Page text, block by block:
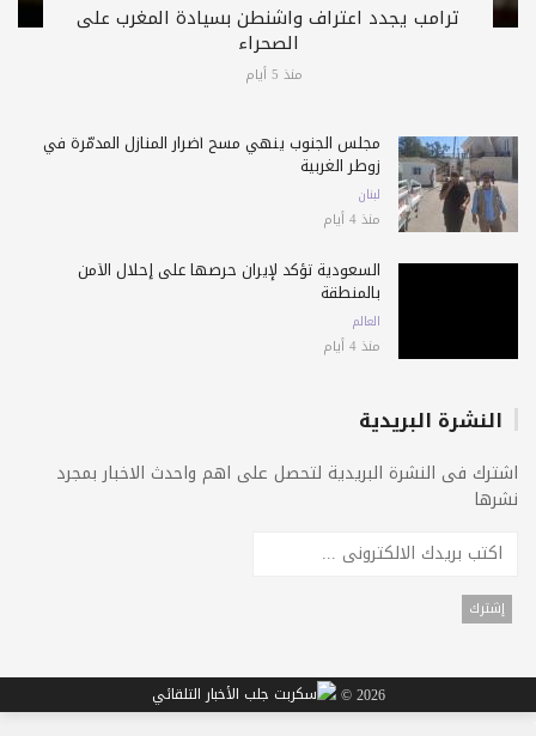
ترامب يجدد اعتراف واشنطن بسيادة المغرب على
الصحراء
منذ 5 أيام
مجلس الجنوب ينهي مسح أضرار المنازل المدمّرة في
زوطر الغربية
لبنان
منذ 4 أيام
السعودية تؤكد لإيران حرصها على إحلال الأمن
بالمنطقة
العالم
منذ 4 أيام
النشرة البريدية
اشترك فى النشرة البريدية لتحصل على اهم واحدث الاخبار بمجرد
نشرها
2026 ©